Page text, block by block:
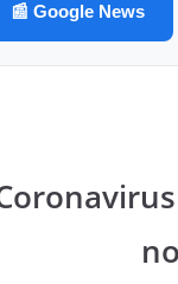
📰 Google News